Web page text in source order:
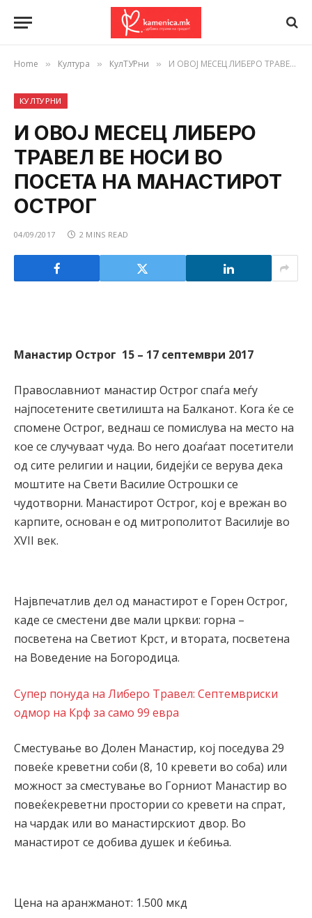
Home » Култура » КулТУРни » И ОВОЈ МЕСЕЦ ЛИБЕРО ТРАВЕЛ ВЕ НОСИ ВО ПОСЕТА НА МАНАСТИРОТ ОСТРОГ
КУЛТУРНИ
И ОВОЈ МЕСЕЦ ЛИБЕРО
ТРАВЕЛ ВЕ НОСИ ВО
ПОСЕТА НА МАНАСТИРОТ
ОСТРОГ
04/09/2017 2 MINS READ
Манастир Острог 15 – 17 септември 2017
Православниот манастир Острог спаѓа меѓу
најпосетените светилишта на Балканот. Кога ќе се
спомене Острог, веднаш се помислува на место на
кое се случуваат чуда. Во него доаѓаат посетители
од сите религии и нации, бидејќи се верува дека
моштите на Свети Василие Острошки се
чудотворни. Манастирот Острог, кој е врежан во
карпите, основан е од митрополитот Василије во
XVII век.
Највпечатлив дел од манастирот е Горен Острог,
каде се сместени две мали цркви: горна –
посветена на Светиот Крст, и втората, посветена
на Воведение на Богородица.
Супер понуда на Либеро Травел: Септемвриски
одмор на Крф за само 99 евра
Сместување во Долeн Манастир, кој поседува 29
повеќе креветни соби (8, 10 кревети во соба) или
можност за сместување во Горниот Манастир во
повеќекреветни простории со кревети на спрат,
на чардак или во манастирскиот двор. Во
манастирот се добива душек и ќебиња.
Цена на аранжманот: 1.500 мкд